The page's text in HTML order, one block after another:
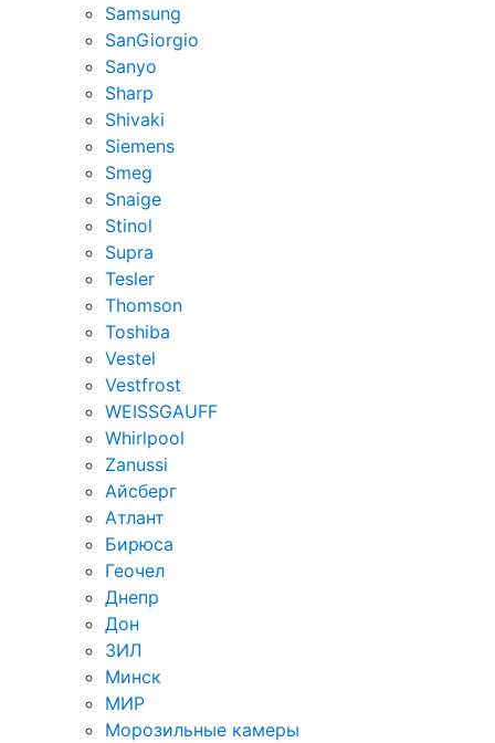
Samsung
SanGiorgio
Sanyo
Sharp
Shivaki
Siemens
Smeg
Snaige
Stinol
Supra
Tesler
Thomson
Toshiba
Vestel
Vestfrost
WEISSGAUFF
Whirlpool
Zanussi
Айсберг
Атлант
Бирюса
Геочел
Днепр
Дон
ЗИЛ
Минск
МИР
Морозильные камеры